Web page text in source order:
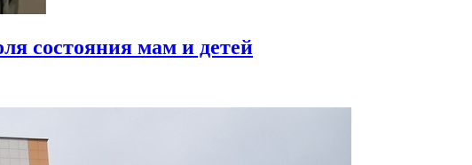
состояния мам и детей